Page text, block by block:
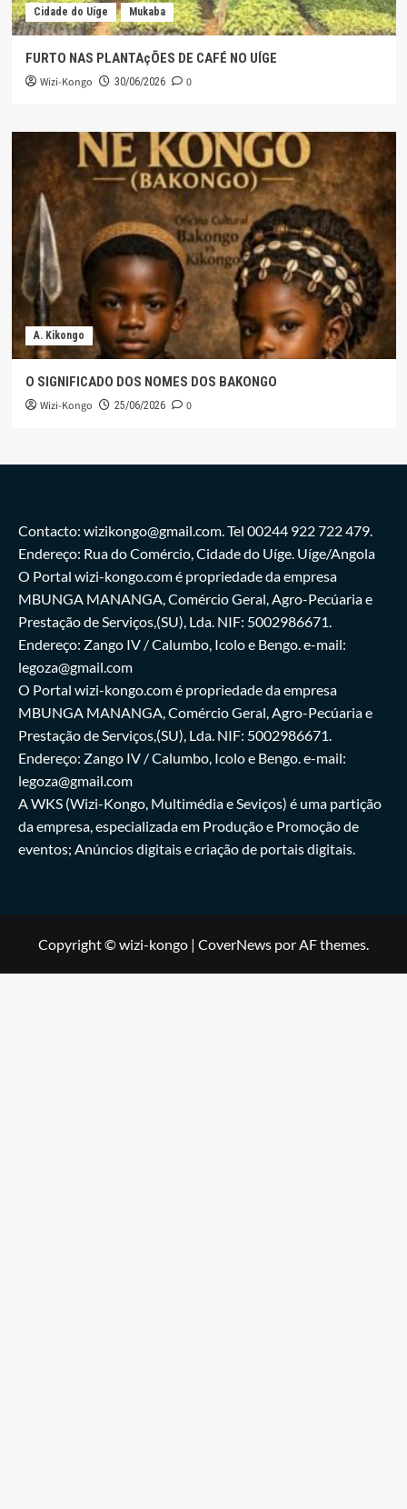
Cidade do Uíge Mukaba
FURTO NAS PLANTAçÕES DE CAFÉ NO UÍGE
Wizi-Kongo 30/06/2026 0
A. Kikongo
O SIGNIFICADO DOS NOMES DOS BAKONGO
Wizi-Kongo 25/06/2026 0
Contacto: wizikongo@gmail.com. Tel 00244 922 722 479.
Endereço: Rua do Comércio, Cidade do Uíge. Uíge/Angola
O Portal wizi-kongo.com é propriedade da empresa
MBUNGA MANANGA, Comércio Geral, Agro-Pecúaria e
Prestação de Serviços,(SU), Lda. NIF: 5002986671.
Endereço: Zango IV / Calumbo, Icolo e Bengo. e-mail:
legoza@gmail.com
O Portal wizi-kongo.com é propriedade da empresa
MBUNGA MANANGA, Comércio Geral, Agro-Pecúaria e
Prestação de Serviços,(SU), Lda. NIF: 5002986671.
Endereço: Zango IV / Calumbo, Icolo e Bengo. e-mail:
legoza@gmail.com
A WKS (Wizi-Kongo, Multimédia e Seviços) é uma partição
da empresa, especializada em Produção e Promoção de
eventos; Anúncios digitais e criação de portais digitais.
Copyright © wizi-kongo | CoverNews por AF themes.